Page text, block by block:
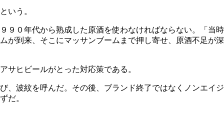
いう。
９０年代から熟成した原酒を使わなければならない。「当時
が到来、そこにマッサンブームまで押し寄せ、原酒不足が深
ヒビールがとった対応策である。
、波紋を呼んだ。その後、ブランド終了ではなくノンエイジ
だ。